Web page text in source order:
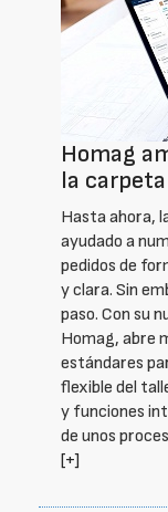
Homag
la
Hasta ahora,
ayudado a
pedidos de
y clara. Sin
paso. Con su
Homag, abre
estándares
flexible del
y funciones
de unos
[+]